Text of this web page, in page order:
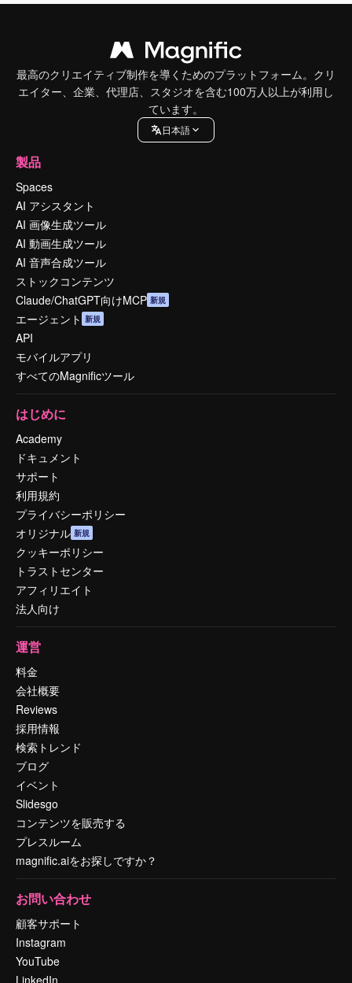
最高のクリエイティブ制作を導くためのプラットフォーム。クリ
エイター、企業、代理店、スタジオを含む100万人以上が利用し
ています。
日本語
製品
Spaces
AI アシスタント
AI 画像生成ツール
AI 動画生成ツール
AI 音声合成ツール
ストックコンテンツ
Claude/ChatGPT向けMCP 新規
エージェント 新規
API
モバイルアプリ
すべてのMagnificツール
はじめに
Academy
ドキュメント
サポート
利用規約
プライバシーポリシー
オリジナル 新規
クッキーポリシー
トラストセンター
アフィリエイト
法人向け
運営
料金
会社概要
Reviews
採用情報
検索トレンド
ブログ
イベント
Slidesgo
コンテンツを販売する
プレスルーム
magnific.aiをお探しですか？
お問い合わせ
顧客サポート
Instagram
YouTube
LinkedIn